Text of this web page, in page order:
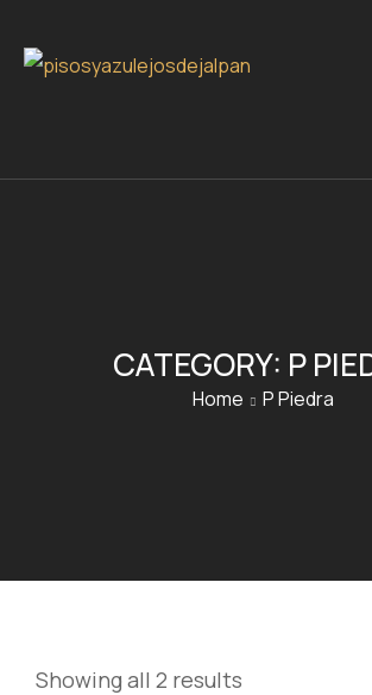
CATEGORY: P
Home P Piedra
Showing all 2 results